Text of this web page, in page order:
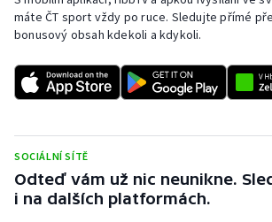
máte ČT sport vždy po ruce. Sledujte přímé
bonusový obsah kdekoli a kdykoli.
SOCIÁLNÍ SÍTĚ
Odteď vám už nic neunikne.
i na dalších platformách.